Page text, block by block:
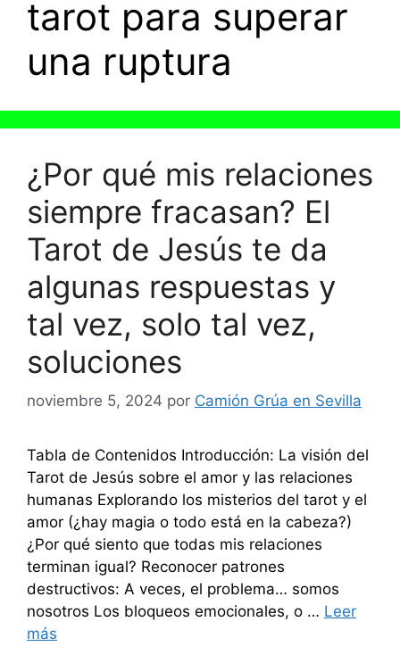
tarot para superar
una ruptura
¿Por qué mis relaciones
siempre fracasan? El
Tarot de Jesús te da
algunas respuestas y
tal vez, solo tal vez,
soluciones
noviembre 5, 2024 por Camión Grúa en Sevilla
Tabla de Contenidos Introducción: La visión del
Tarot de Jesús sobre el amor y las relaciones
humanas Explorando los misterios del tarot y el
amor (¿hay magia o todo está en la cabeza?)
¿Por qué siento que todas mis relaciones
terminan igual? Reconocer patrones
destructivos: A veces, el problema… somos
nosotros Los bloqueos emocionales, o … Leer
más